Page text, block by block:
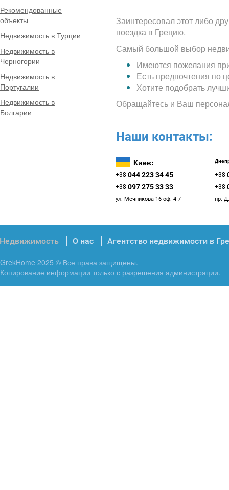
Рекомендованные
объекты
Недвижимость в Турции
Недвижимость в
Черногории
Недвижимость в
Португалии
Недвижимость в
Болгарии
Заинтересовал этот либо
поездка в Грецию.
Самый большой выбор
Имеются пожелания
Есть предпочтения по
Хотите подобрать
Обращайтесь и Ваш
Наши контакты:
Киев:
+38 044 223 34 45 +38
+38 097 275 33 33 +38
ул. Мечникова 16 оф. 4-7 пр.
Недвижимость О нас Агентство недвижимости в
GrekHome 2025 © Все права защищены.
Копирование информации только с разрешения администрации.